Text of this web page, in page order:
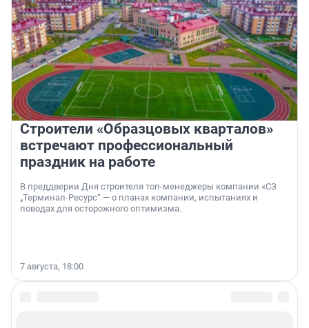
Строители «Образцовых кварталов»
встречают профессиональный
праздник на работе
В преддверии Дня строителя топ-менеджеры компании «СЗ
„Терминал-Ресурс“ — о планах компании, испытаниях и
поводах для осторожного оптимизма.
7 августа, 18:00